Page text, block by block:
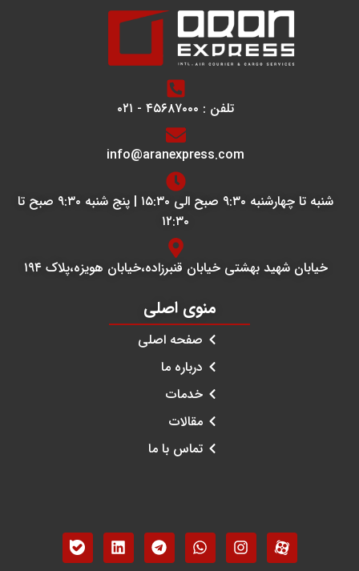
تلفن : ۴۵۶۸۷۰۰۰ - ۰۲۱
info@aranexpress.com
شنبه تا چهارشنبه ۹:۳۰ صبح الی ۱۵:۳۰ | پنج شنبه ۹:۳۰ صبح تا
۱۲:۳۰
خیابان شهید بهشتی خیابان قنبرزاده،خیابان هویزه،پلاک ۱۹۴
منوی اصلی
صفحه اصلی
درباره ما
خدمات
مقالات
تماس با ما